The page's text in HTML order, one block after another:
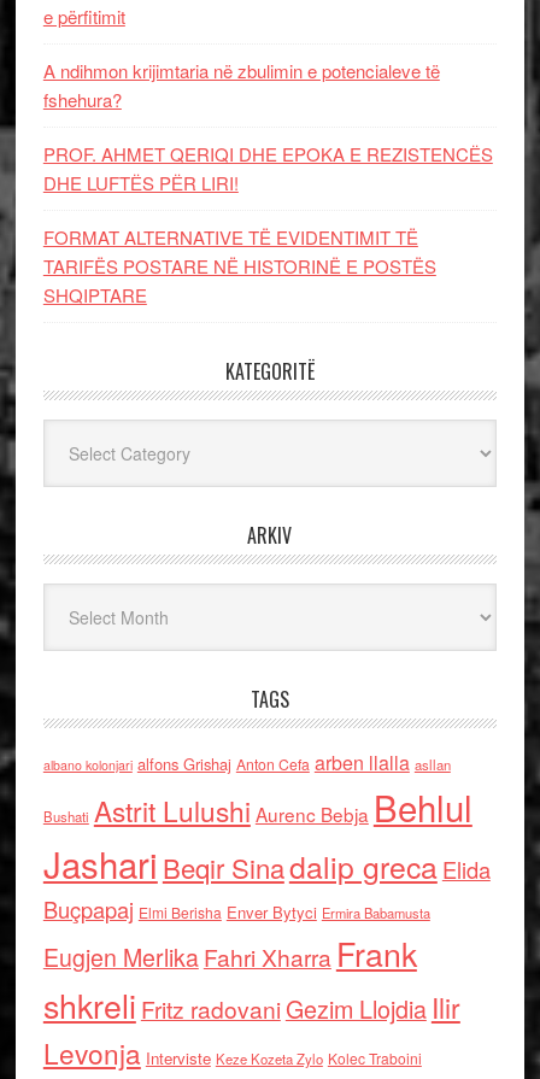
e përfitimit
A ndihmon krijimtaria në zbulimin e potencialeve të
fshehura?
PROF. AHMET QERIQI DHE EPOKA E REZISTENCЁS
DHE LUFTЁS PЁR LIRI!
FORMAT ALTERNATIVE TË EVIDENTIMIT TË
TARIFËS POSTARE NË HISTORINË E POSTËS
SHQIPTARE
KATEGORITË
ARKIV
TAGS
albano kolonjari alfons Grishaj Anton Cefa arben llalla asllan
Bushati Astrit Lulushi Aurenc Bebja Behlul
Jashari Beqir Sinadalip grecaElida
Buçpapaj Elmi Berisha Enver Bytyci Ermira Babamusta
Eugjen MerlikaFahri Xharra Frank
shkreli Fritz radovaniGezim Llojdia Ilir
Levonja Interviste Keze Kozeta Zylo Kolec Traboini